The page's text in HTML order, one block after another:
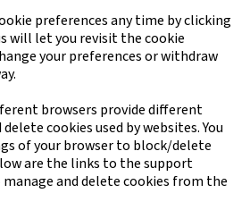
preferences any time by clicking
will let you revisit the cookie
your preferences or withdraw
browsers provide different
cookies used by websites. You
of your browser to block/delete
are the links to the support
and delete cookies from the